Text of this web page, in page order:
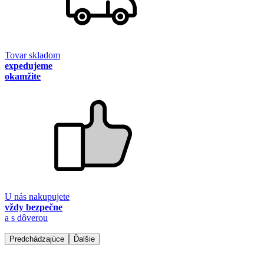
Tovar skladom
expedujeme
okamžite
U nás nakupujete
vždy bezpečne
a s dôverou
Predchádzajúce Ďalšie